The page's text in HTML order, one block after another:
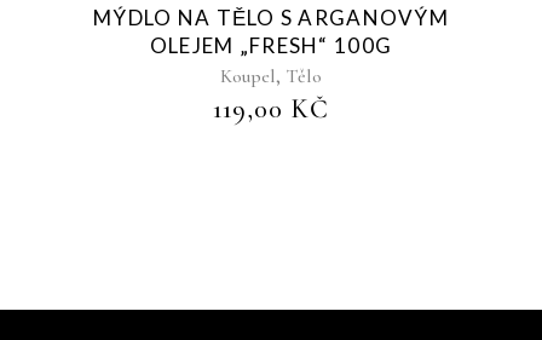
Sold
MÝDLO NA TĚLO S ARGANOVÝM
OLEJEM „FRESH“ 100G
Koupel, Tělo
119,00 KČ